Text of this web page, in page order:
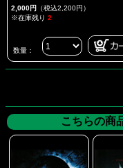
2,000円 （税込2,200円）
※在庫残り 2
数量：
こちらの商